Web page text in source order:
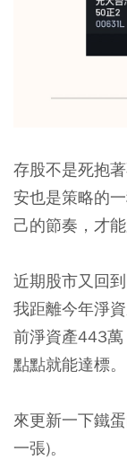
存股不是死抱
安也是策略的
己的節奏，才能
近期股市又回
我距離今年淨
前淨資產443
點點就能達標。
來更新一下鐵
一張)。